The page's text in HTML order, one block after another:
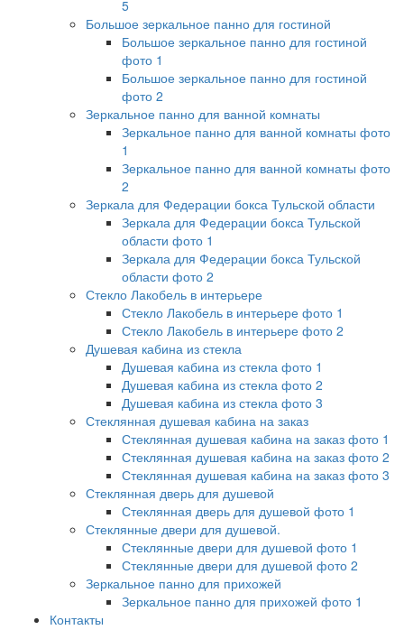
5
Большое зеркальное панно для гостиной
Большое зеркальное панно для гостиной
фото 1
Большое зеркальное панно для гостиной
фото 2
Зеркальное панно для ванной комнаты
Зеркальное панно для ванной комнаты фото
1
Зеркальное панно для ванной комнаты фото
2
Зеркала для Федерации бокса Тульской области
Зеркала для Федерации бокса Тульской
области фото 1
Зеркала для Федерации бокса Тульской
области фото 2
Стекло Лакобель в интерьере
Стекло Лакобель в интерьере фото 1
Стекло Лакобель в интерьере фото 2
Душевая кабина из стекла
Душевая кабина из стекла фото 1
Душевая кабина из стекла фото 2
Душевая кабина из стекла фото 3
Стеклянная душевая кабина на заказ
Стеклянная душевая кабина на заказ фото 1
Стеклянная душевая кабина на заказ фото 2
Стеклянная душевая кабина на заказ фото 3
Стеклянная дверь для душевой
Стеклянная дверь для душевой фото 1
Стеклянные двери для душевой.
Стеклянные двери для душевой фото 1
Стеклянные двери для душевой фото 2
Зеркальное панно для прихожей
Зеркальное панно для прихожей фото 1
Контакты